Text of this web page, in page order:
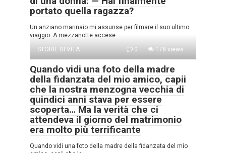
portato quella ragazza?
Un anziano marinaio mi assunse per filmare il suo ultimo
viaggio. A mezzanotte accese
STORIE DI VITA
0 178 views
Quando vidi una foto della madre
della fidanzata del mio amico, capii
che la nostra menzogna vecchia di
quindici anni stava per essere
scoperta… Ma la verità che ci
attendeva il giorno del matrimonio
era molto più terrificante
Quando vidi una foto della madre della fidanzata del mio